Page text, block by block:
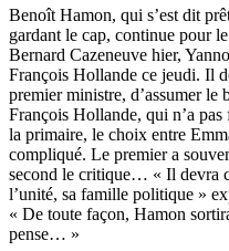
Benoît Hamon, qui s’est dit
gardant le cap, continue pour
Bernard Cazeneuve hier,
François Hollande ce jeudi. Il
premier ministre, d’assumer le
François Hollande, qui n’a
la primaire, le choix entre
compliqué. Le premier a
second le critique… « Il devra
l’unité, sa famille politique »
« De toute façon, Hamon
pense… »